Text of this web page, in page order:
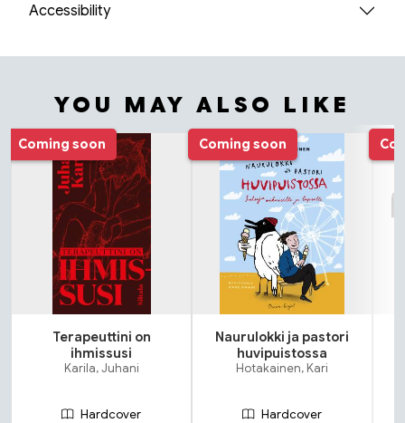
Accessibility
YOU MAY ALSO LIKE
Tuoteluettelon alku
Coming soon
Terapeuttini on
ihmissusi
Karila, Juhani
Hardcover
Coming soon
Naurulokki ja pastori
huvipuistossa
Hotakainen, Kari
Hardcover